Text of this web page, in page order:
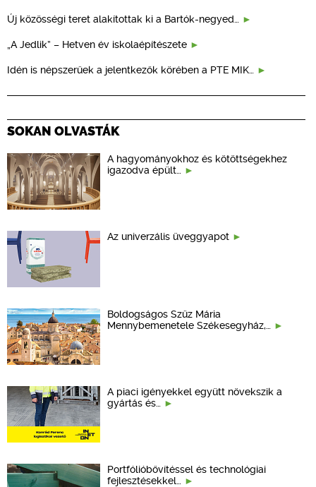
Új közösségi teret alakítottak ki a Bartók-negyed…
„A Jedlik” – Hetven év iskolaépítészete
Idén is népszerűek a jelentkezők körében a PTE MIK…
SOKAN OLVASTÁK
A hagyományokhoz és kötöttségekhez
igazodva épült…
Az univerzális üveggyapot
Boldogságos Szűz Mária
Mennybemenetele Székesegyház,…
A piaci igényekkel együtt növekszik a
gyártás és…
Portfólióbővítéssel és technológiai
fejlesztésekkel…